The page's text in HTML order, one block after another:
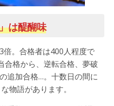
は醍醐味
。合格者は400人程度で
合格から、逆転合格、夢破
追加合格…。十数日の間に
物語があります。